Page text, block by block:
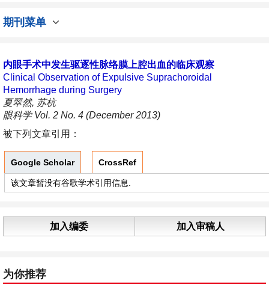
期刊菜单
内眼手术中发生驱逐性脉络膜上腔出血的临床观察
Clinical Observation of Expulsive Suprachoroidal
Hemorrhage during Surgery
夏翠然, 苏杭
眼科学 Vol. 2 No. 4 (December 2013)
被下列文章引用：
Google Scholar CrossRef
该文章暂没有谷歌学术引用信息.
加入编委 加入审稿人
为你推荐